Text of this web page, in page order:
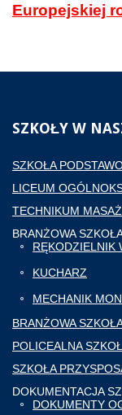
Europejskiej
SZKOŁY W
SZKOŁA
LICEUM
TECHNIKUM
BRANŻOWA
RĘKODZIELNIK
KUCHARZ
MECHANIK
BRANŻOWA
POLICEALNA
SZKOŁA
DOKUMENTACJA
DOKUMENTY